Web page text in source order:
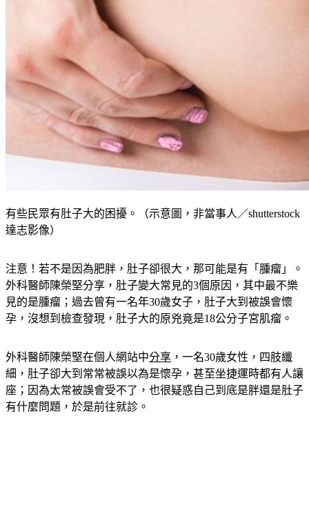
達志影像）
外科醫師陳榮堅分享，肚子變大常見的3個原因，其中最不樂
見的是腫瘤；過去曾有一名年30歲女子，肚子大到被誤會懷
孕，沒想到檢查發現，肚子大的原兇竟是18公分子宮肌瘤。
細，肚子卻大到常常被誤以為是懷孕，甚至坐捷運時都有人讓
座；因為太常被誤會受不了，也很疑惑自己到底是胖還是肚子
有什麼問題，於是前往就診。